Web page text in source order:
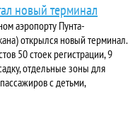
новый терминал
аэропорту Пунта-
открылся новый терминал.
50 стоек регистрации, 9
отдельные зоны для
с детьми,